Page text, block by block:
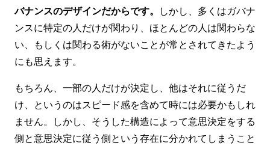
バナンスのデザインだからです。 しかし、多くはガバナ
ンスに特定の人だけが関わり、ほとんどの人は関わらな
い、もしくは関わる術がないことが常とされてきたよう
にも思えます。
もちろん、一部の人だけが決定し、他はそれに従うだ
け、というのはスピード感を含めて時には必要かもしれ
ません。しかし、そうした構造によって意思決定をする
側と意思決定に従う側という存在に分かれてしまうこと